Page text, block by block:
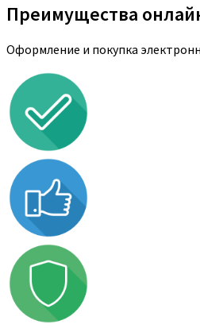
Преимущества
Оформление и покупка